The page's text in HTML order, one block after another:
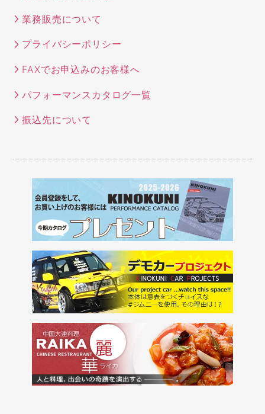
業務販売について
プライバシーポリシー
FAXでお申込みのお客様へ
パフォーマンスカタログ一覧
振込先について